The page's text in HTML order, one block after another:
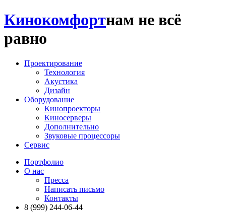
Кинокомфортнам не всё
равно
Проектирование
Технология
Акустика
Дизайн
Оборудование
Кинопроекторы
Киносерверы
Дополнительно
Звуковые процессоры
Сервис
Портфолио
О нас
Пресса
Написать письмо
Контакты
8 (999) 244-06-44